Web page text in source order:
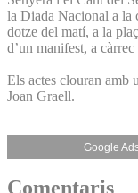
la Diada Nacional a la
dotze del matí, a la
d’un manifest, a
Els actes clouran amb
Joan Graell.
Google
Comentaris